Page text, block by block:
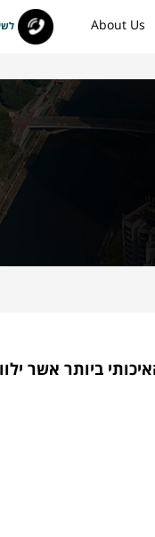
About Us
ביותר אשר